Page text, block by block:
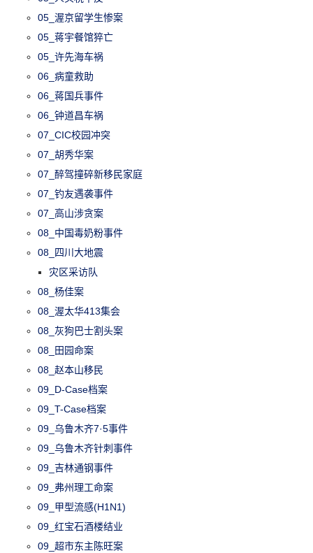
05_渥京留学生惨案
05_蒋宇餐馆猝亡
05_许先海车祸
06_病童救助
06_蒋国兵事件
06_钟道昌车祸
07_CIC校园冲突
07_胡秀华案
07_醉驾撞碎新移民家庭
07_钓友遇袭事件
07_高山涉贪案
08_中国毒奶粉事件
08_四川大地震
灾区采访队
08_杨佳案
08_渥太华413集会
08_灰狗巴士割头案
08_田园命案
08_赵本山移民
09_D-Case档案
09_T-Case档案
09_乌鲁木齐7·5事件
09_乌鲁木齐针刺事件
09_吉林通钢事件
09_弗州理工命案
09_甲型流感(H1N1)
09_红宝石酒楼结业
09_超市东主陈旺案